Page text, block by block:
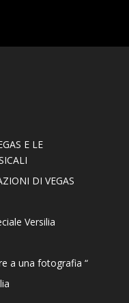
DI VEGAS
Versilia
a una fotografia “